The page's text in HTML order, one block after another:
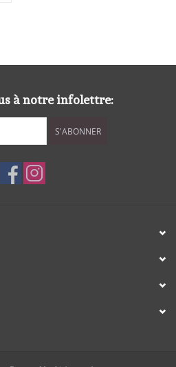
à notre infolettre:
S'ABONNER